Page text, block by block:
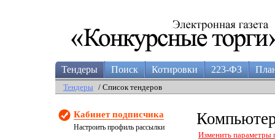
Тендеры Поиск Котировки 223-ФЗ
Тендеры / Список тендеров
Кабинет подписчика
Настроить профиль рассылки
Изменить параметры